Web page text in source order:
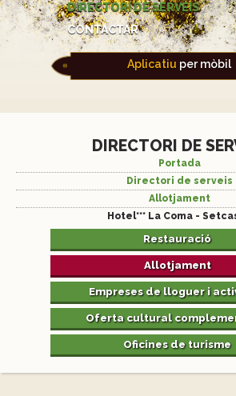
DIRECTORI DE SERVEIS
CONTACTAR
Aplicatiu per mòbil
DIRECTORI DE
Portada
Directori de serveis
Allotjament
Hotel*** La Coma -
Restauració
Allotjament
Empreses de lloguer i
Oferta cultural
Oficines de turisme